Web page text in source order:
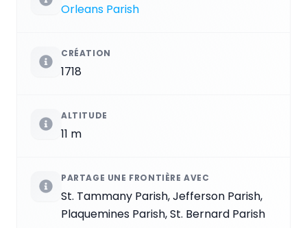
Orleans Parish
CRÉATION
1718
ALTITUDE
11 m
PARTAGE UNE FRONTIÈRE AVEC
St. Tammany Parish, Jefferson Parish,
Plaquemines Parish, St. Bernard Parish